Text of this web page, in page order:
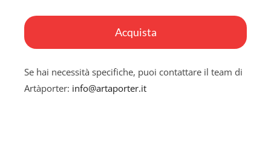
Acquista
Se hai necessità specifiche, puoi contattare il team di
Artàporter: info@artaporter.it